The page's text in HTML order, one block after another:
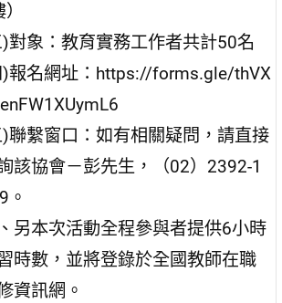
對象：教育實務工作者共計50名
報名網址：https://forms.gle/thVX
聯繫窗口：如有相關疑問，請直接
該協會－彭先生，（02）2392-1
。
另本次活動全程參與者提供6小時
時數，並將登錄於全國教師在職
資訊網。